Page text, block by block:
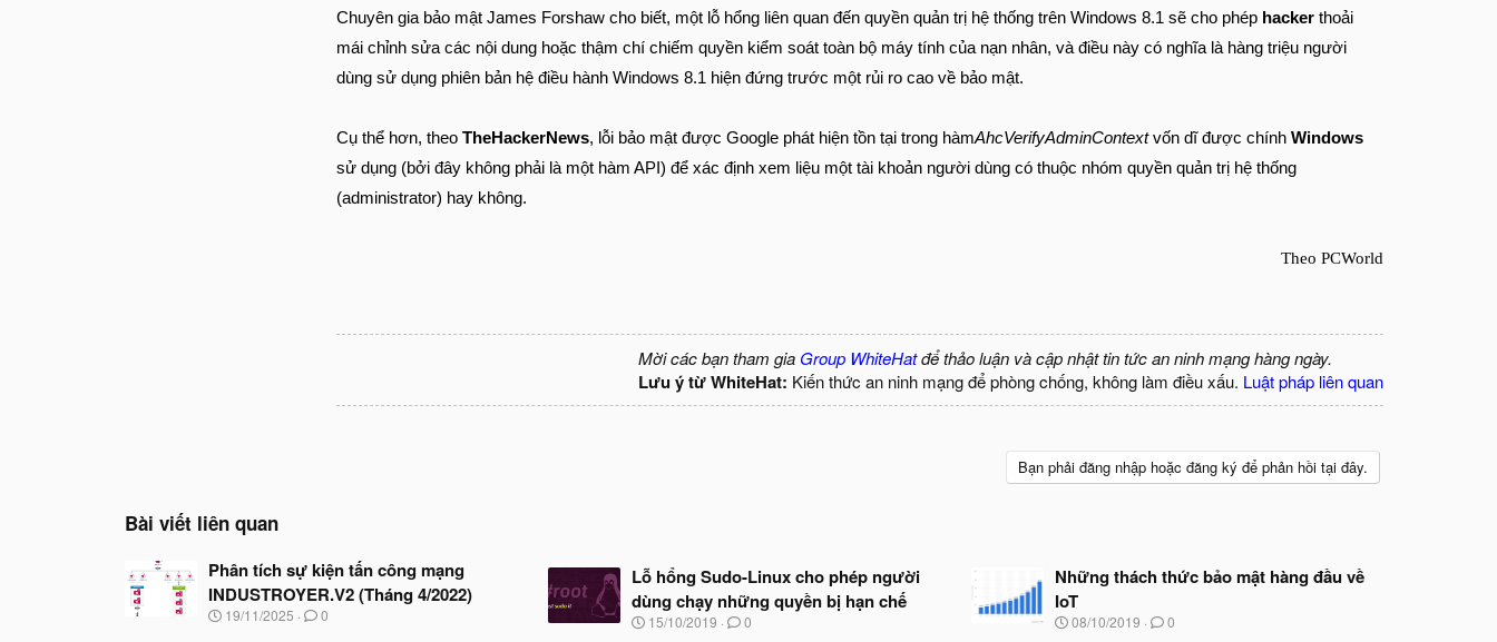
Chuyên gia bảo mật James Forshaw cho biết, một lỗ hổng liên quan đến quyền quản trị hệ thống trên Windows 8.1 sẽ cho phép hacker thoải
mái chỉnh sửa các nội dung hoặc thậm chí chiếm quyền kiểm soát toàn bộ máy tính của nạn nhân, và điều này có nghĩa là hàng triệu người
dùng sử dụng phiên bản hệ điều hành Windows 8.1 hiện đứng trước một rủi ro cao về bảo mật.
Cụ thể hơn, theo TheHackerNews, lỗi bảo mật được Google phát hiện tồn tại trong hàmAhcVerifyAdminContextvốn dĩ được chính Windows
sử dụng (bởi đây không phải là một hàm API) để xác định xem liệu một tài khoản người dùng có thuộc nhóm quyền quản trị hệ thống
(administrator) hay không.
Theo PCWorld
Mời các bạn tham gia Group WhiteHatđể thảo luận và cập nhật tin tức an ninh mạng hàng ngày.
Lưu ý từ WhiteHat: Kiến thức an ninh mạng để phòng chống, không làm điều xấu. Luật pháp liên quan
Bạn phải đăng nhập hoặc đăng ký để phản hồi tại đây.
Bài viết liên quan
Phân tích sự kiện tấn công mạng
INDUSTROYER.V2 (Tháng 4/2022)
N
19/11/2025 0
Lỗ hổng Sudo-Linux cho phép người
dùng chạy những quyền bị hạn chế
N
15/10/2019 0
Những thách thức bảo mật hàng đầu về
IoT
N
08/10/2019 0